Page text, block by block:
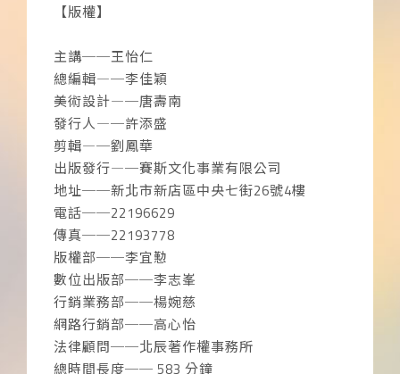
【版權】
主講──王怡仁
總編輯―─李佳穎
美術設計―─唐壽南
發行人―─許添盛
剪輯―─劉鳳華
出版發行―─賽斯文化事業有限公司
地址──新北市新店區中央七街26號4樓
電話──22196629
傳真──22193778
版權部──李宜懃
數位出版部──李志峯
行銷業務部──楊婉慈
網路行銷部──高心怡
法律顧問──北辰著作權事務所
總時間長度── 583 分鐘